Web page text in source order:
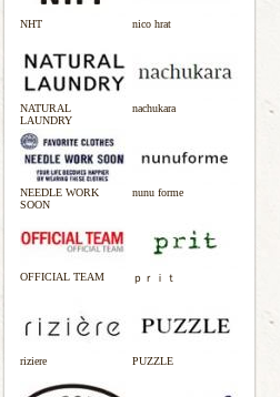
NHT nico hrat
NATURAL
LAUNDRY
nachukara
NEEDLE WORK
SOON
nunu forme
OFFICIAL TEAM ｐｒｉｔ
riziere PUZZLE